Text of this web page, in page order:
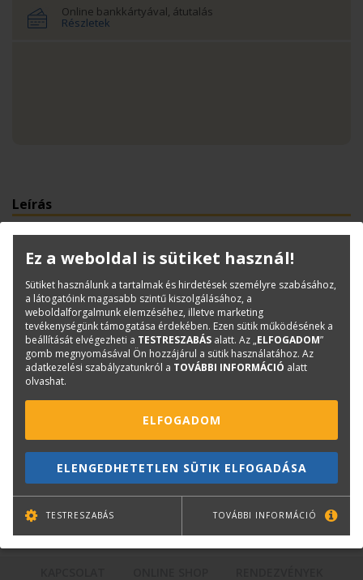
Online bankkártyával, átutalás
Részletek
Leírás
Könyvinfó
Kategóriák
Tankönyv
ISBN:
9789631235029
Méret:
165×267 mm
Kiadó:
SZIE-YMÉK
Kérdése van?
Bernáth Klára
Könyvesboltvezető
+36 70 670 5194
Ez a weboldal is sütiket használ!
Sütiket használunk a tartalmak és hirdetések személyre szabásához,
a látogatóink magasabb szintű kiszolgálásához, a
weboldalforgalmunk elemzéséhez, illetve marketing
tevékenységünk támogatása érdekében. Ezen sütik működésének a
beállítását elvégezheti a TESTRESZABÁS alatt. Az „ELFOGADOM”
gomb megnyomásával Ön hozzájárul a sütik használatához. Az
adatkezelési szabályzatunkról a TOVÁBBI INFORMÁCIÓ alatt
olvashat.
ELFOGADOM
ELENGEDHETETLEN SÜTIK ELFOGADÁSA
TESTRESZABÁS TOVÁBBI INFORMÁCIÓ